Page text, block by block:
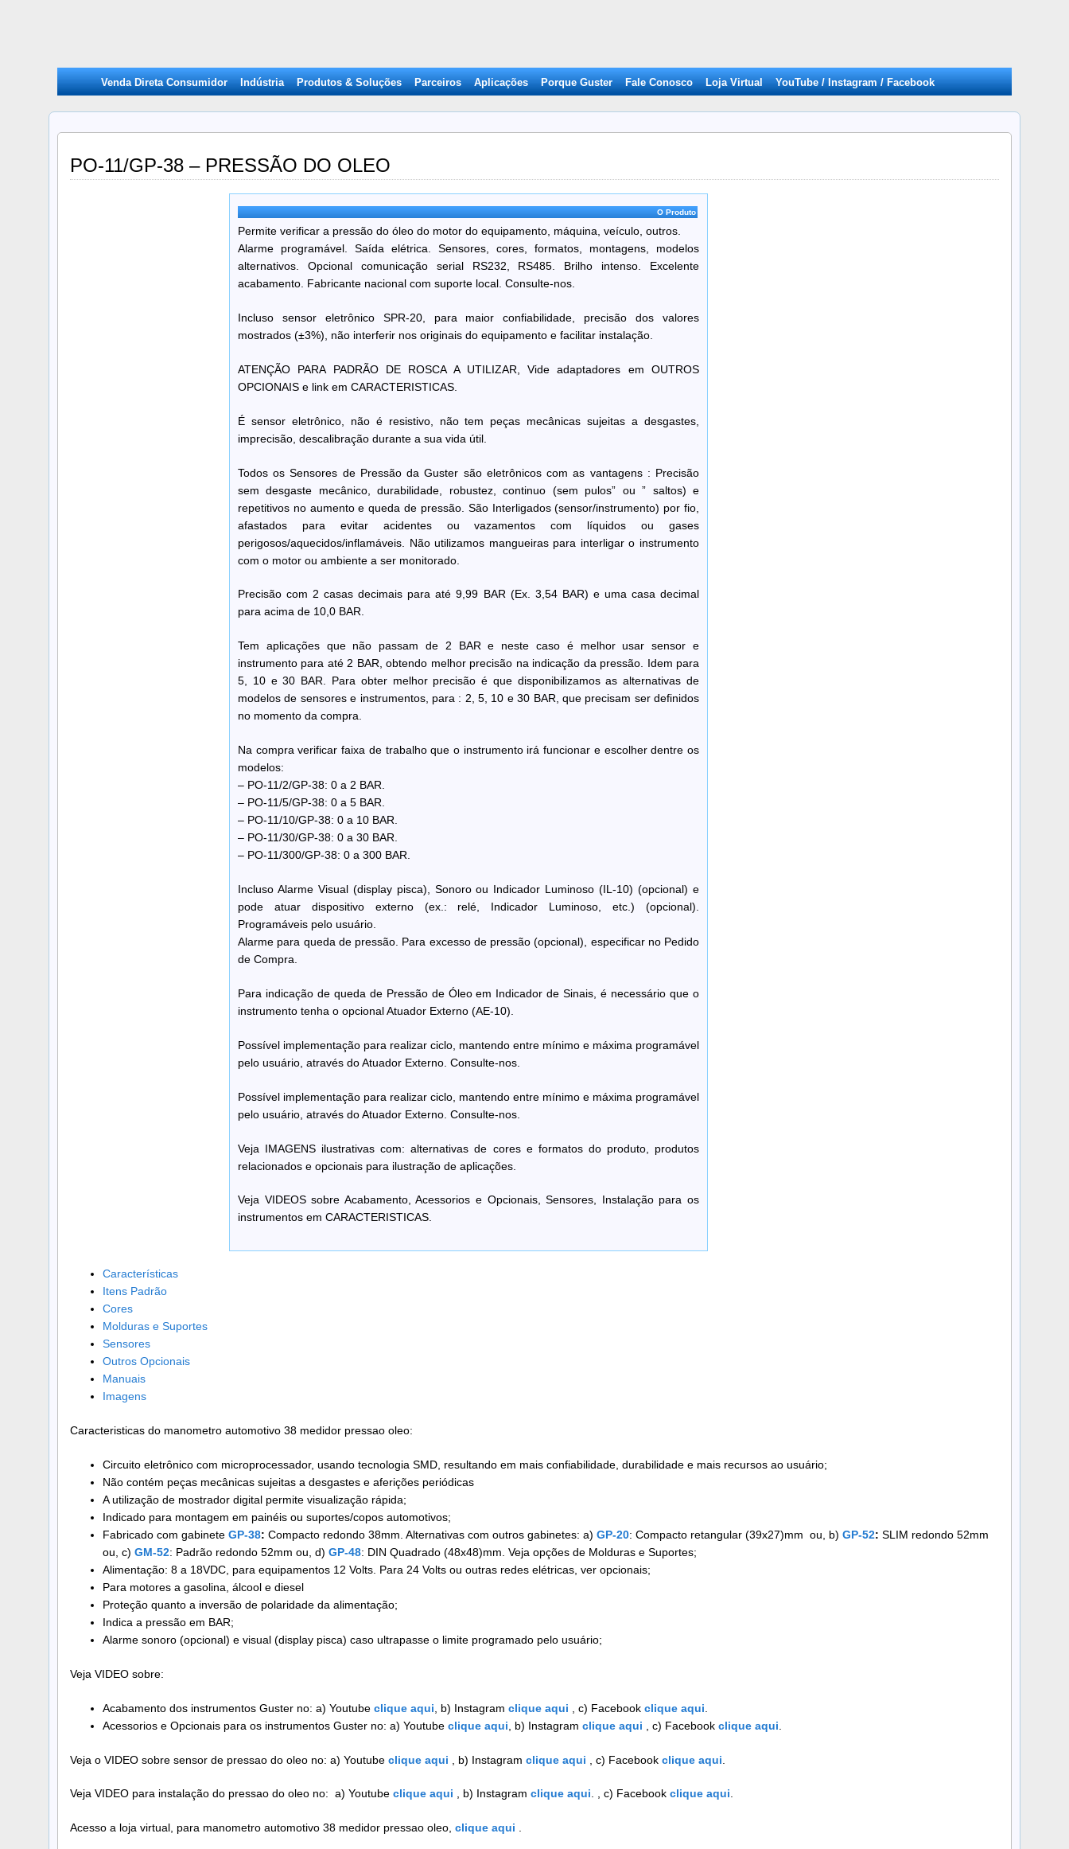
Venda Direta Consumidor Indústria Produtos & Soluções Parceiros Aplicações Porque Guster Fale Conosco Loja Virtual YouTube / Instagram / Facebook
PO-11/GP-38 – PRESSÃO DO OLEO
O Produto
Permite verificar a pressão do óleo do motor do equipamento, máquina, veículo, outros.
Alarme programável. Saída elétrica. Sensores, cores, formatos, montagens, modelos
alternativos. Opcional comunicação serial RS232, RS485. Brilho intenso. Excelente
acabamento. Fabricante nacional com suporte local. Consulte-nos.
Incluso sensor eletrônico SPR-20, para maior confiabilidade, precisão dos valores
mostrados (±3%), não interferir nos originais do equipamento e facilitar instalação.
ATENÇÃO PARA PADRÃO DE ROSCA A UTILIZAR, Vide adaptadores em OUTROS
OPCIONAIS e link em CARACTERISTICAS.
É sensor eletrônico, não é resistivo, não tem peças mecânicas sujeitas a desgastes,
imprecisão, descalibração durante a sua vida útil.
Todos os Sensores de Pressão da Guster são eletrônicos com as vantagens : Precisão
sem desgaste mecânico, durabilidade, robustez, continuo (sem pulos” ou ” saltos) e
repetitivos no aumento e queda de pressão. São Interligados (sensor/instrumento) por fio,
afastados para evitar acidentes ou vazamentos com líquidos ou gases
perigosos/aquecidos/inflamáveis. Não utilizamos mangueiras para interligar o instrumento
com o motor ou ambiente a ser monitorado.
Precisão com 2 casas decimais para até 9,99 BAR (Ex. 3,54 BAR) e uma casa decimal
para acima de 10,0 BAR.
Tem aplicações que não passam de 2 BAR e neste caso é melhor usar sensor e
instrumento para até 2 BAR, obtendo melhor precisão na indicação da pressão. Idem para
5, 10 e 30 BAR. Para obter melhor precisão é que disponibilizamos as alternativas de
modelos de sensores e instrumentos, para : 2, 5, 10 e 30 BAR, que precisam ser definidos
no momento da compra.
Na compra verificar faixa de trabalho que o instrumento irá funcionar e escolher dentre os
modelos:
– PO-11/2/GP-38: 0 a 2 BAR.
– PO-11/5/GP-38: 0 a 5 BAR.
– PO-11/10/GP-38: 0 a 10 BAR.
– PO-11/30/GP-38: 0 a 30 BAR.
– PO-11/300/GP-38: 0 a 300 BAR.
Incluso Alarme Visual (display pisca), Sonoro ou Indicador Luminoso (IL-10) (opcional) e
pode atuar dispositivo externo (ex.: relé, Indicador Luminoso, etc.) (opcional).
Programáveis pelo usuário.
Alarme para queda de pressão. Para excesso de pressão (opcional), especificar no Pedido
de Compra.
Para indicação de queda de Pressão de Óleo em Indicador de Sinais, é necessário que o
instrumento tenha o opcional Atuador Externo (AE-10).
Possível implementação para realizar ciclo, mantendo entre mínimo e máxima programável
pelo usuário, através do Atuador Externo. Consulte-nos.
Possível implementação para realizar ciclo, mantendo entre mínimo e máxima programável
pelo usuário, através do Atuador Externo. Consulte-nos.
Veja IMAGENS ilustrativas com: alternativas de cores e formatos do produto, produtos
relacionados e opcionais para ilustração de aplicações.
Veja VIDEOS sobre Acabamento, Acessorios e Opcionais, Sensores, Instalação para os
instrumentos em CARACTERISTICAS.
Características
Itens Padrão
Cores
Molduras e Suportes
Sensores
Outros Opcionais
Manuais
Imagens
Caracteristicas do manometro automotivo 38 medidor pressao oleo:
Circuito eletrônico com microprocessador, usando tecnologia SMD, resultando em mais confiabilidade, durabilidade e mais recursos ao usuário;
Não contém peças mecânicas sujeitas a desgastes e aferições periódicas
A utilização de mostrador digital permite visualização rápida;
Indicado para montagem em painéis ou suportes/copos automotivos;
Fabricado com gabinete GP-38: Compacto redondo 38mm. Alternativas com outros gabinetes: a) GP-20: Compacto retangular (39x27)mm ou, b) GP-52: SLIM redondo 52mm
ou, c) GM-52: Padrão redondo 52mm ou, d) GP-48: DIN Quadrado (48x48)mm. Veja opções de Molduras e Suportes;
Alimentação: 8 a 18VDC, para equipamentos 12 Volts. Para 24 Volts ou outras redes elétricas, ver opcionais;
Para motores a gasolina, álcool e diesel
Proteção quanto a inversão de polaridade da alimentação;
Indica a pressão em BAR;
Alarme sonoro (opcional) e visual (display pisca) caso ultrapasse o limite programado pelo usuário;
Veja VIDEO sobre:
Acabamento dos instrumentos Guster no: a) Youtube clique aqui , b) Instagram clique aqui , c) Facebook clique aqui
Acessorios e Opcionais para os instrumentos Guster no: a) Youtube clique aqui , b) Instagram clique aqui , c) Facebook clique aqui
Veja o VIDEO sobre sensor de pressao do oleo no: a) Youtube clique aqui , b) Instagram clique aqui , c) Facebook clique aqui
Veja VIDEO para instalação do pressao do oleo no: a) Youtube clique aqui , b) Instagram clique aqui. , c) Facebook clique aqui.
Acesso a loja virtual, para manometro automotivo 38 medidor pressao oleo, clique aqui .